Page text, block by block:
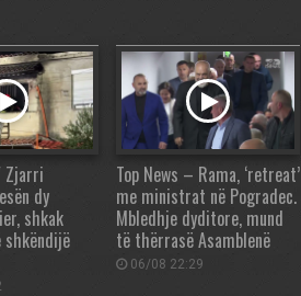
Zjarri
dy
shkak
shkëndijë
Top News – Rama, ‘retreat’
me ministrat në Pogradec.
Mbledhje dyditore, mund
të thërrasë Asamblenë
06/08 22:29